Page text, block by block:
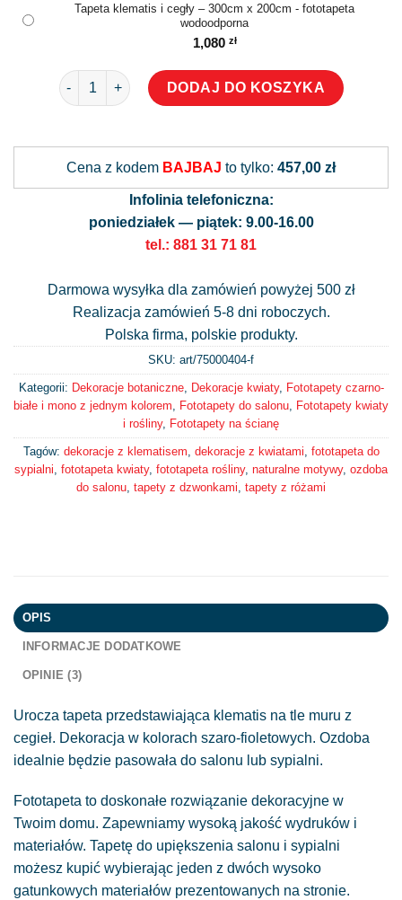
Tapeta klematis i cegły – 300cm x 200cm - fototapeta
wodoodporna
1,080 zł
ilość Tapeta klematis i cegły
DODAJ DO KOSZYKA
Cena z kodem BAJBAJ to tylko: 457,00 zł
Infolinia telefoniczna:
poniedziałek — piątek: 9.00-16.00
tel.: 881 31 71 81
Darmowa wysyłka dla zamówień powyżej 500 zł
Realizacja zamówień 5-8 dni roboczych.
Polska firma, polskie produkty.
SKU: art/75000404-f
Kategorii: Dekoracje botaniczne, Dekoracje kwiaty, Fototapety czarno-
białe i mono z jednym kolorem
Fototapety do salonu
Fototapety kwiaty
i rośliny, Fototapety na ścianę
Tagów: dekoracje z klematisem dekoracje z kwiatami fototapeta do
sypialni fototapeta kwiaty, fototapeta rośliny, naturalne motywy, ozdoba
do salonu tapety z dzwonkami tapety z różami
OPIS
INFORMACJE DODATKOWE
OPINIE (3)
Urocza tapeta przedstawiająca klematis na tle muru z
cegieł. Dekoracja w kolorach szaro-fioletowych. Ozdoba
idealnie będzie pasowała do salonu lub sypialni.
Fototapeta to doskonałe rozwiązanie dekoracyjne w
Twoim domu. Zapewniamy wysoką jakość wydruków i
materiałów. Tapetę do upiększenia salonu i sypialni
możesz kupić wybierając jeden z dwóch wysoko
gatunkowych materiałów prezentowanych na stronie.